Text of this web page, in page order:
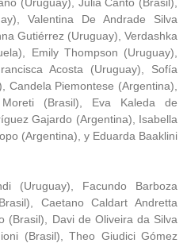
Valentina De Andrade Silva
Gutiérrez (Uruguay), Verdashka
Emily Thompson (Uruguay),
Acosta (Uruguay), Sofía
Candela Piemontese (Argentina),
(Brasil), Eva Kaleda de
Gajardo (Argentina), Isabella
(Argentina), y Eduarda Baaklini
(Uruguay), Facundo Barboza
Caetano Caldart Andretta
(Brasil), Davi de Oliveira da Silva
(Brasil), Theo Giudici Gómez